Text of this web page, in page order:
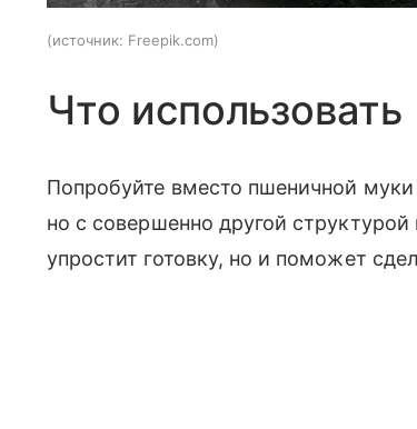
источник: Freepik.com
Что использовать
Попробуйте вместо пшеничной
но с совершенно другой
упростит готовку, но и поможет